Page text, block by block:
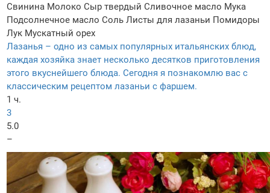
Свинина Молоко Сыр твердый Сливочное масло Мука
Подсолнечное масло Соль Листы для лазаньи Помидоры
Лук Мускатный орех
Лазанья – одно из самых популярных итальянских блюд,
каждая хозяйка знает несколько десятков приготовления
этого вкуснейшего блюда. Сегодня я познакомлю вас с
классическим рецептом лазаньи с фаршем.
1 ч.
3
5.0
–